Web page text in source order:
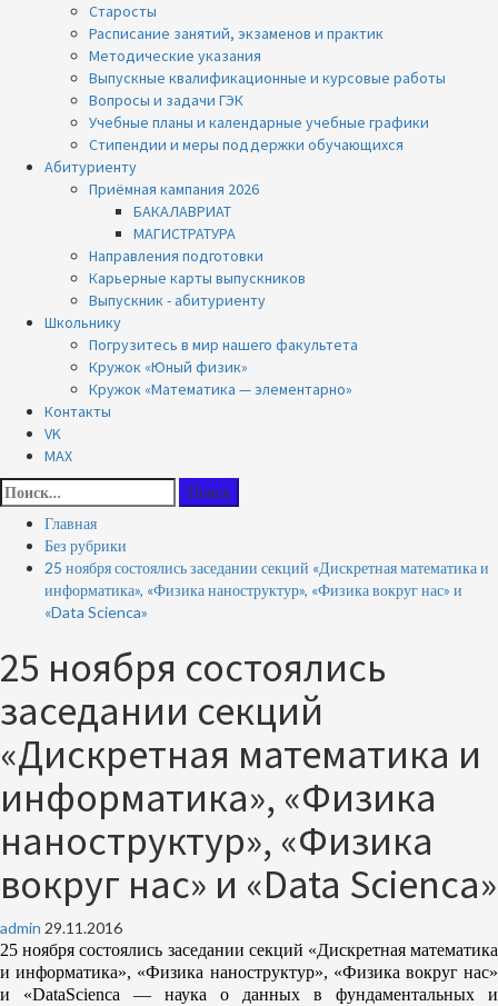
Старосты
Расписание занятий, экзаменов и практик
Методические указания
Выпускные квалификационные и курсовые работы
Вопросы и задачи ГЭК
Учебные планы и календарные учебные графики
Стипендии и меры поддержки обучающихся
Абитуриенту
Приёмная кампания 2026
БАКАЛАВРИАТ
МАГИСТРАТУРА
Направления подготовки
Карьерные карты выпускников
Выпускник - абитуриенту
Школьнику
Погрузитесь в мир нашего факультета
Кружок «Юный физик»
Кружок «Математика — элементарно»
Контакты
VK
MAX
Найти:
Главная
Без рубрики
25 ноября состоялись заседании секций «Дискретная математика и
информатика», «Физика наноструктур», «Физика вокруг нас» и
«Data Scienca»
25 ноября состоялись
заседании секций
«Дискретная математика и
информатика», «Физика
наноструктур», «Физика
вокруг нас» и «Data Scienca»
admin 29.11.2016
25 ноября состоялись заседании секций «Дискретная математика
и информатика», «Физика наноструктур», «Физика вокруг нас»
и «DataScienca — наука о данных в фундаментальных и